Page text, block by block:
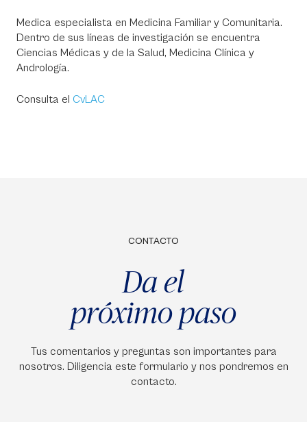
Medica especialista en Medicina Familiar y Comunitaria.
Dentro de sus líneas de investigación se encuentra
Ciencias Médicas y de la Salud, Medicina Clínica y
Andrología.
Consulta el CvLAC
CONTACTO
Da el
próximo paso
Tus comentarios y preguntas son importantes para
nosotros. Diligencia este formulario y nos pondremos en
contacto.